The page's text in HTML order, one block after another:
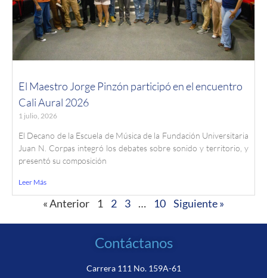
El Maestro Jorge Pinzón participó en el encuentro
Cali Aural 2026
1 julio, 2026
El Decano de la Escuela de Música de la Fundación Universitaria
Juan N. Corpas integró los debates sobre sonido y territorio, y
presentó su composición
Leer Más
« Anterior 1 2 3 … 10 Siguiente »
Contáctanos
Carrera 111 No. 159A-61